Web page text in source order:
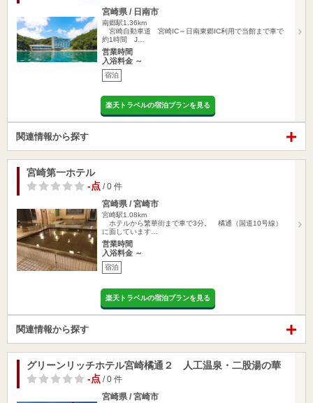
宮崎県 / 日南市
南郷駅1.36km
宮崎自動車道 宮崎IC～日南東郷IC利用で当館まで車で
約1時間 J…
営業時間
入浴料金 ～
宿泊
楽天トラベルの宿泊プランを見る
関連情報から探す
宮崎第一ホテル
-点 / 0 件
宮崎県 / 宮崎市
宮崎駅1.08km
ホテルから繁華街まで車で3分。 橘通（国道10号線）
に面しています…
営業時間
入浴料金 ～
宿泊
楽天トラベルの宿泊プランを見る
関連情報から探す
グリーンリッチホテル宮崎橘通２ 人工温泉・二股湯の華
-点 / 0 件
宮崎県 / 宮崎市